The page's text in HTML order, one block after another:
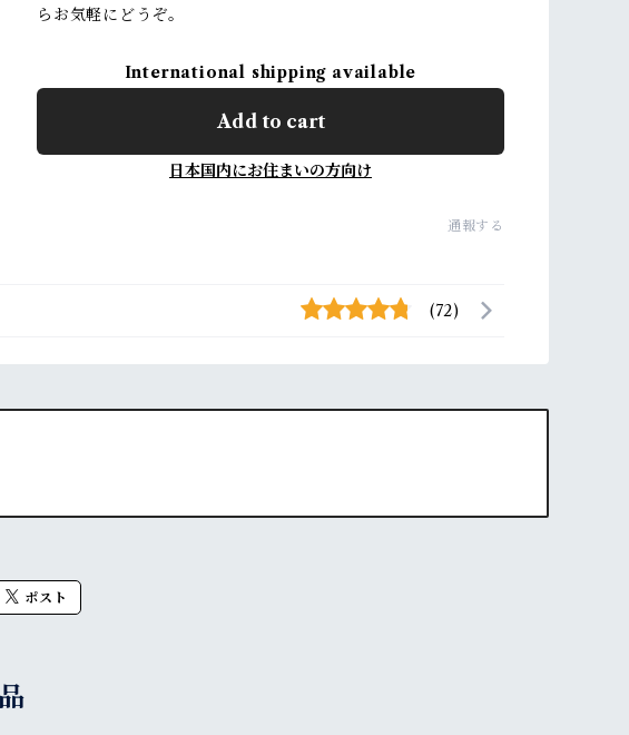
らお気軽にどうぞ。
International shipping available
Add to cart
日本国内にお住まいの方向け
通報する
(72)
ポスト